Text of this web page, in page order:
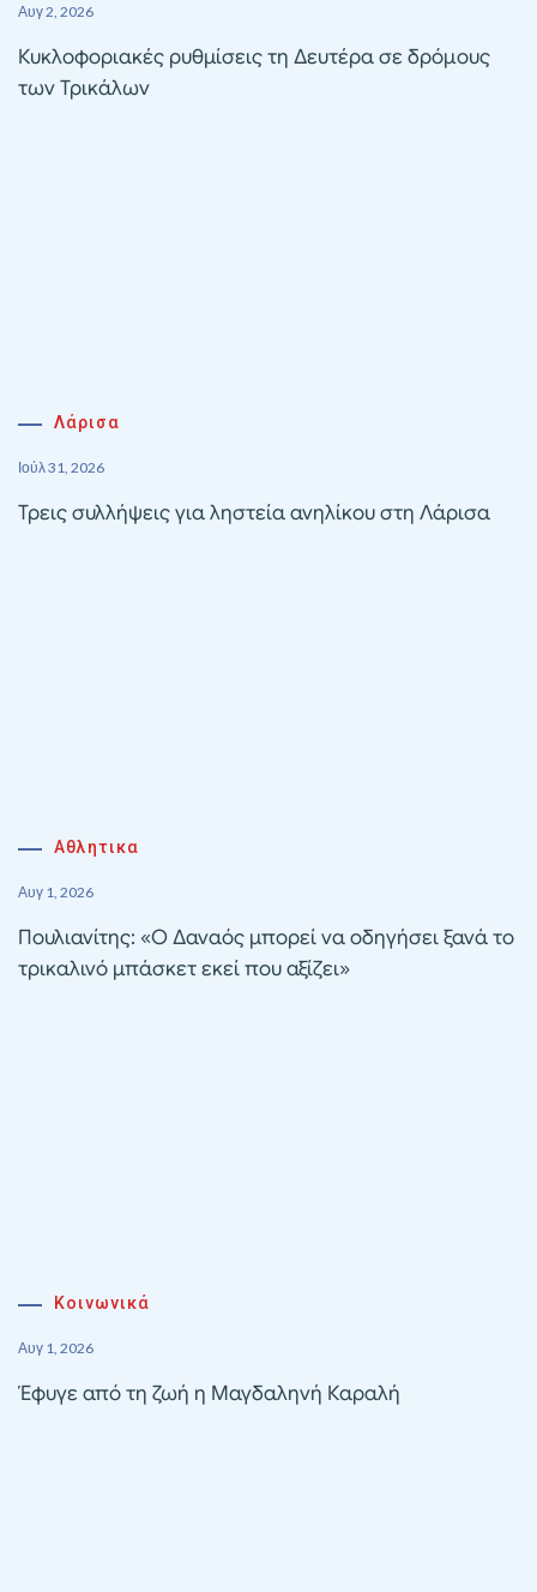
Αυγ 2, 2026
Κυκλοφοριακές ρυθμίσεις τη Δευτέρα σε δρόμους
των Τρικάλων
Λάρισα
Ιούλ 31, 2026
Τρεις συλλήψεις για ληστεία ανηλίκου στη Λάρισα
Αθλητικα
Αυγ 1, 2026
Πουλιανίτης: «Ο Δαναός μπορεί να οδηγήσει ξανά το
τρικαλινό μπάσκετ εκεί που αξίζει»
Κοινωνικά
Αυγ 1, 2026
Έφυγε από τη ζωή η Μαγδαληνή Καραλή